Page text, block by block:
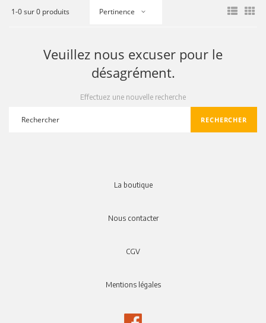
1-0 sur 0 produits Pertinence
Veuillez nous excuser pour le
désagrément.
Effectuez une nouvelle recherche
search
RECHERCHER
La boutique
Nous contacter
CGV
Mentions légales